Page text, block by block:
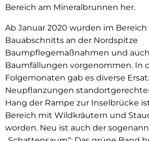
Bereich am Mineralbrunnen her.
Ab Januar 2020 wurden im
Bauabschnitts an der Nordspitze
Baumpflegemaßnahmen und
Baumfällungen vorgenommen. In
Folgemonaten gab es diverse
Neupflanzungen
Hang der Rampe zur Inselbrücke
Bereich mit Wildkräutern und
worden. Neu ist auch der